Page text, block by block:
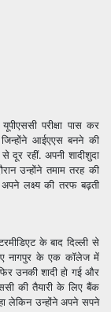
परीक्षा पास कर
आईएएस बनने की
रहीं. अपनी शादीशुदा
उन्होंने तमाम तरह की
अपने लक्ष्य की तरफ बढ़ती
के बाद दिल्ली से
नागपुर के एक कॉलेज में
उनकी शादी हो गई और
की तैयारी के लिए बैंक
लेकिन उन्होंने अपने सपने